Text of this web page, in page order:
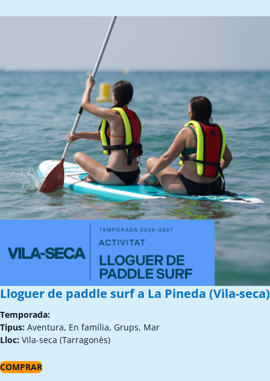
Lloguer de paddle surf a La Pineda (Vila-seca)
Temporada:
Tipus: Aventura, En família, Grups, Mar
Lloc: Vila-seca (Tarragonès)
COMPRAR